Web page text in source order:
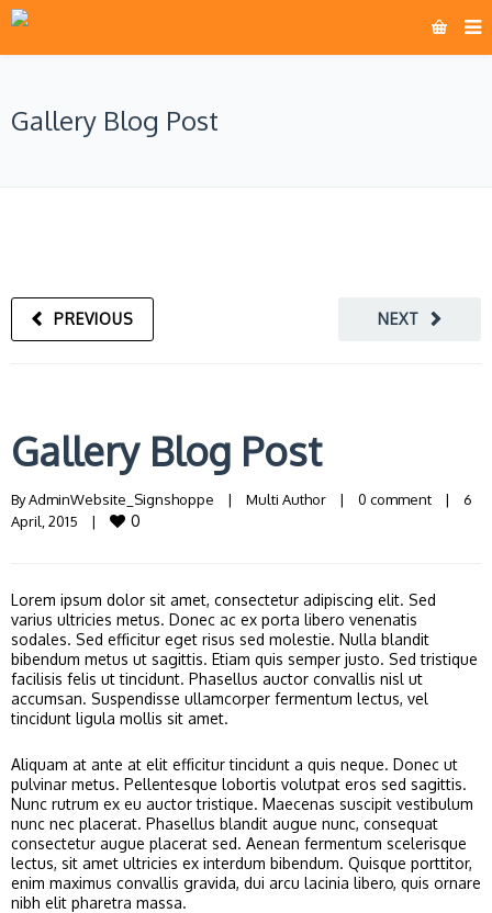
Gallery Blog Post
NEXT
PREVIOUS
Gallery Blog Post
By AdminWebsite_Signshoppe | Multi Author | 0 comment |
6
April, 2015 | 0
Lorem ipsum dolor sit amet, consectetur adipiscing elit. Sed
varius ultricies metus. Donec ac ex porta libero venenatis
sodales. Sed efficitur eget risus sed molestie. Nulla blandit
bibendum metus ut sagittis. Etiam quis semper justo. Sed tristique
facilisis felis ut tincidunt. Phasellus auctor convallis nisl ut
accumsan. Suspendisse ullamcorper fermentum lectus, vel
tincidunt ligula mollis sit amet.
Aliquam at ante at elit efficitur tincidunt a quis neque. Donec ut
pulvinar metus. Pellentesque lobortis volutpat eros sed sagittis.
Nunc rutrum ex eu auctor tristique. Maecenas suscipit vestibulum
nunc nec placerat. Phasellus blandit augue nunc, consequat
consectetur augue placerat sed. Aenean fermentum scelerisque
lectus, sit amet ultricies ex interdum bibendum. Quisque porttitor,
enim maximus convallis gravida, dui arcu lacinia libero, quis ornare
nibh elit pharetra massa.